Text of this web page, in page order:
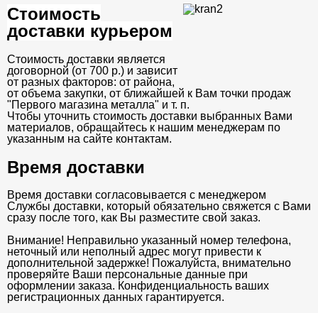
Стоимость
доставки курьером
Стоимость доставки является
договорной (от 700 р.) и зависит
от разных факторов: от района,
от объема закупки, от ближайшей к Вам точки продаж
"Первого магазина металла" и т. п.
Чтобы уточнить стоимость доставки выбранных Вами
материалов, обращайтесь к нашим менеджерам по
указанным на сайте контактам.
Время доставки
Время доставки согласовывается с менеджером
Службы доставки, который обязательно свяжется с Вами
сразу после того, как Вы разместите свой заказ.
Внимание! Неправильно указанный номер телефона,
неточный или неполный адрес могут привести к
дополнительной задержке! Пожалуйста, внимательно
проверяйте Ваши персональные данные при
оформлении заказа. Конфиденциальность ваших
регистрационных данных гарантируется.